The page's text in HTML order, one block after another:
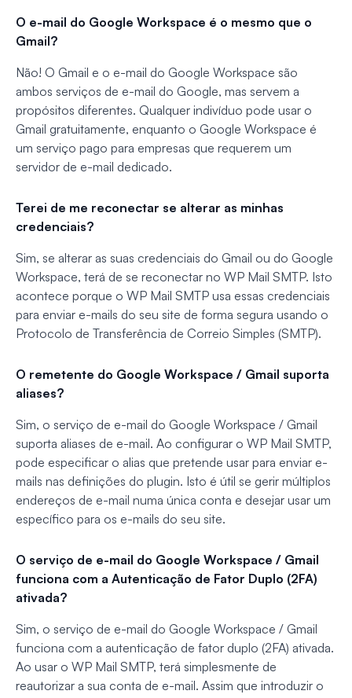
O e-mail do Google Workspace é o mesmo que o
Gmail?
Não! O Gmail e o e-mail do Google Workspace são
ambos serviços de e-mail do Google, mas servem a
propósitos diferentes. Qualquer indivíduo pode usar o
Gmail gratuitamente, enquanto o Google Workspace é
um serviço pago para empresas que requerem um
servidor de e-mail dedicado.
Terei de me reconectar se alterar as minhas
credenciais?
Sim, se alterar as suas credenciais do Gmail ou do Google
Workspace, terá de se reconectar no WP Mail SMTP. Isto
acontece porque o WP Mail SMTP usa essas credenciais
para enviar e-mails do seu site de forma segura usando o
Protocolo de Transferência de Correio Simples (SMTP).
O remetente do Google Workspace / Gmail suporta
aliases?
Sim, o serviço de e-mail do Google Workspace / Gmail
suporta aliases de e-mail. Ao configurar o WP Mail SMTP,
pode especificar o alias que pretende usar para enviar e-
mails nas definições do plugin. Isto é útil se gerir múltiplos
endereços de e-mail numa única conta e desejar usar um
específico para os e-mails do seu site.
O serviço de e-mail do Google Workspace / Gmail
funciona com a Autenticação de Fator Duplo (2FA)
ativada?
Sim, o serviço de e-mail do Google Workspace / Gmail
funciona com a autenticação de fator duplo (2FA) ativada.
Ao usar o WP Mail SMTP, terá simplesmente de
reautorizar a sua conta de e-mail. Assim que introduzir o